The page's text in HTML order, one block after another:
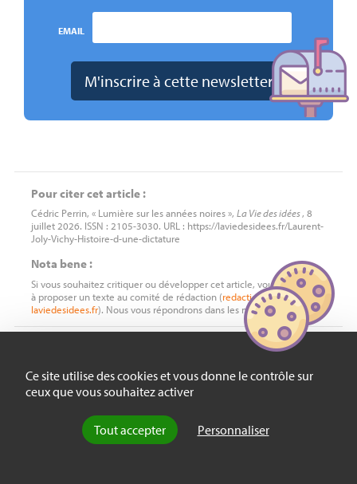
Ce site utilise des cookies et vous donne le contrôle sur
ceux que vous souhaitez activer
Tout accepter Personnaliser
EMAIL
Pour citer cet article :
Cédric Perrin, « Lumière sur les années noires », La Vie des idées, 8
juillet 2026. ISSN : 2105-3030. URL : https://laviedesidees.fr/Laurent-
Joly-Vichy-Histoire-d-une-dictature
Nota bene :
Si vous souhaitez critiquer ou développer cet article, vous êtes invité
à proposer un texte au comité de rédaction (redactionchez
laviedesidees.fr). Nous vous répondrons dans les meilleurs délais.
À LIRE AUSSI
Recension
La déchéance de